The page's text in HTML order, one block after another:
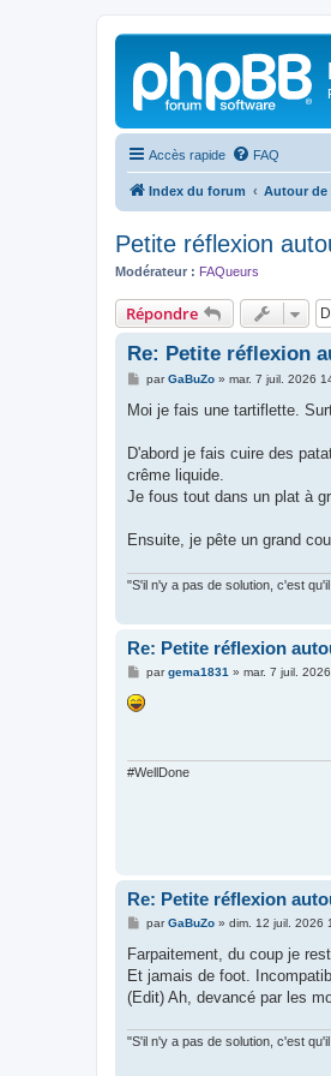
Accès rapide FAQ
Index du forum Autour de
Petite réflexion
Modérateur : FAQueurs
Répondre
Re: Petite réflexion
M
s
g
parGaBuZo» mar. 7 juil. 2026
Moi je fais une tartiflette.
D'abord je fais cuire des
crême liquide.
Je fous tout dans un plat à
Ensuite, je pête un grand
"S'il n'y a pas de solution, c'est
Re: Petite réflexion
M
s
s
pargema1831 » mar. 7 juil.
#WellDone
Re: Petite réflexion
M
s
a
g
parGaBuZo» dim. 12 juil. 2026
Farpaitement, du coup je
Et jamais de foot.
(Edit) Ah, devancé par les
"S'il n'y a pas de solution, c'est